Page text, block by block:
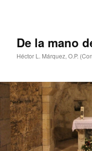
De la mano
Héctor L. Márquez, O.P.